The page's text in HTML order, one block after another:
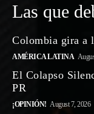
Las que
Colombia gira a
AMÉRICA LATINA
El Colapso
PR
¡OPINIÓN! August 7, 2026